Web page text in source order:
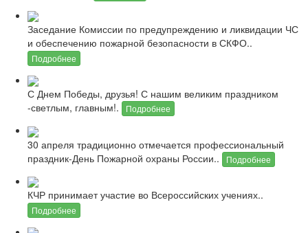
Заседание Комиссии по предупреждению и ликвидации ЧС
и обеспечению пожарной безопасности в СКФО..
Подробнее
С Днем Победы, друзья! С нашим великим праздником
-светлым, главным!.
Подробнее
30 апреля традиционно отмечается профессиональный
праздник-День Пожарной охраны России..
Подробнее
КЧР принимает участие во Всероссийских учениях..
Подробнее